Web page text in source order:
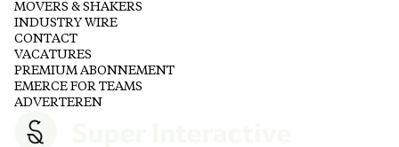
MOVERS & SHAKERS
INDUSTRY WIRE
CONTACT
VACATURES
PREMIUM ABONNEMENT
EMERCE FOR TEAMS
ADVERTEREN